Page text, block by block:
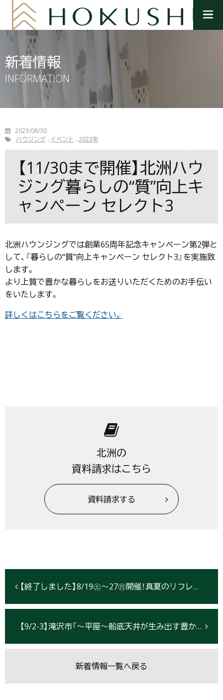
ニ
新着情報
INFORMATION
2023/08/30
ハウジング イベント 2023年
【11/30まで開催】北洲ハウ
ジング暮らしの“質”向上キ
ャンペーン セレクト3
北洲ハウンジングでは創業65周年記念キャンペーン第2弾と
して、『暮らしの“質”向上キャンペーン セレクト3』を実施致
します。
より上質で豊かな暮らしをお送りいただくためのお手伝い
をいたします。
詳しくはこちらをご覧ください。
北洲の
資料請求はこちら
資料請求する
【終了しました】8/19㊏～27㊐開催！真夏のリフレッシュフェア【北上】
【9/2-3】滝沢市「〜平屋〜船底天井が生み出す豊かなリビング」完成見学会開催
新着情報一覧へ戻る